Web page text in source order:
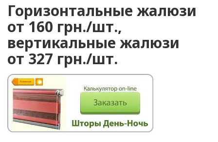
Рулонные
Горизонтальные жалюзи
от 160 грн./шт.,
вертикальные жалюзи
от 327 грн./шт.